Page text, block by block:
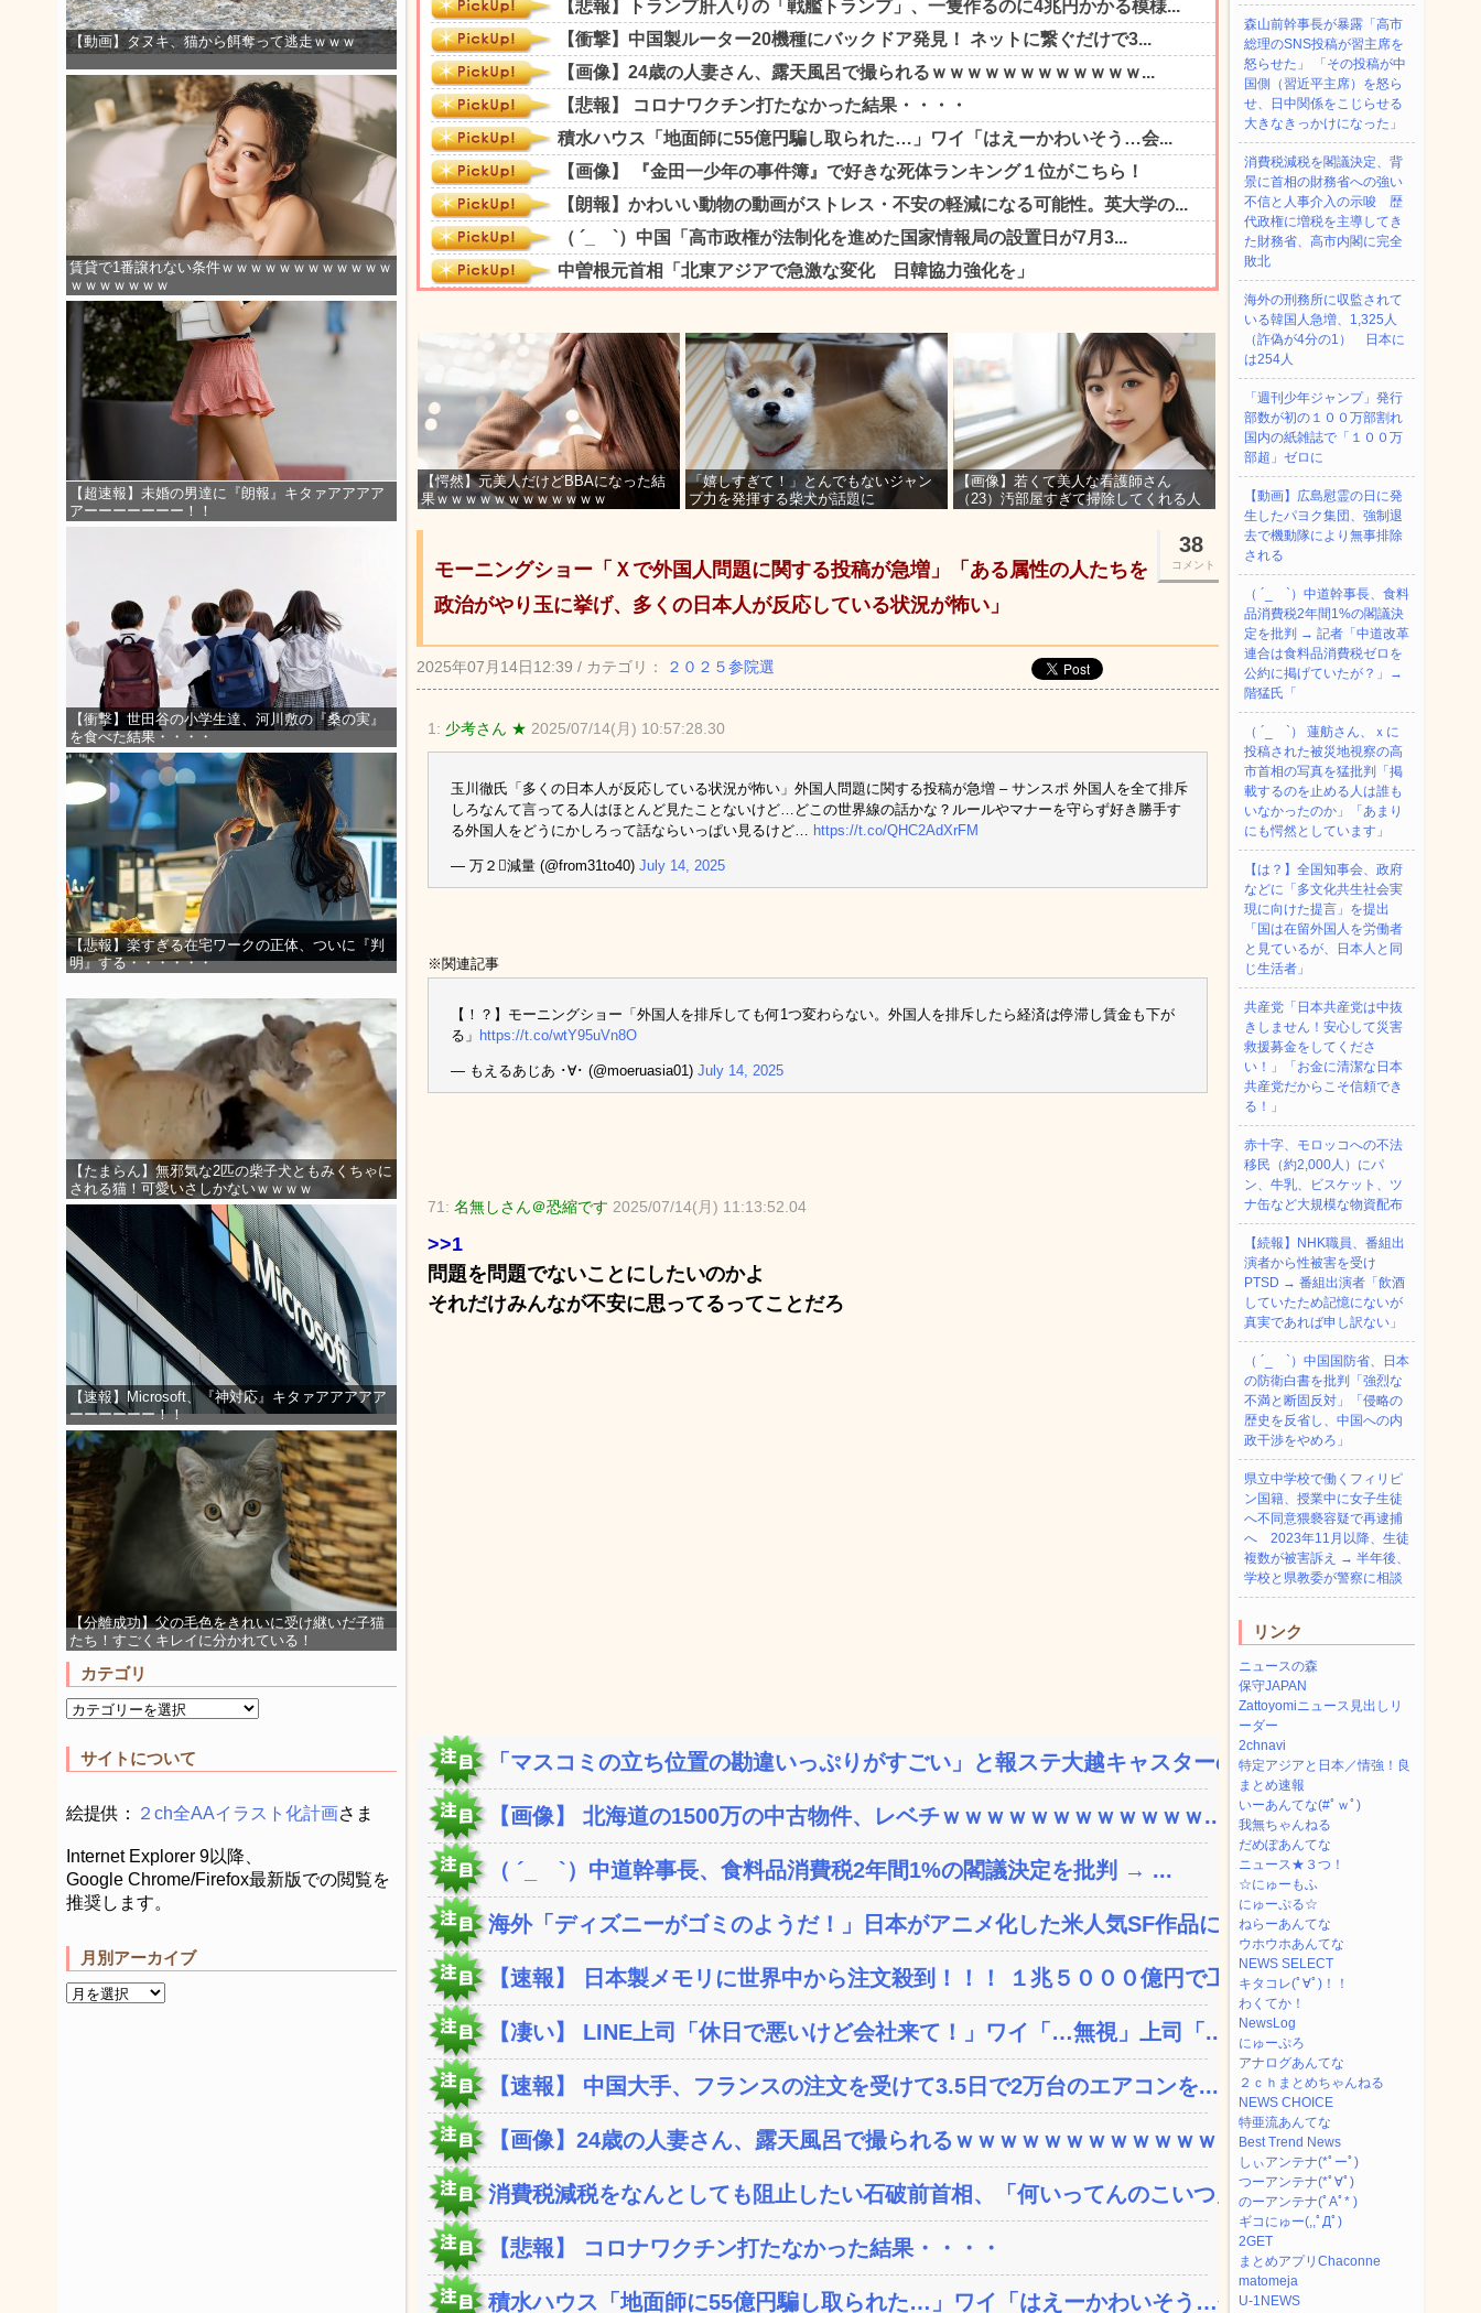
【動画】タヌキ、猫から餌奪って逃走ｗｗｗ
賃貸で1番譲れない条件ｗｗｗｗｗｗｗｗｗｗｗｗ
ｗｗｗｗｗｗｗ
【超速報】未婚の男達に『朗報』キタァアアアア
アーーーーーーー！！
【衝撃】世田谷の小学生達、河川敷の『桑の実』
を食べた結果・・・・
【悲報】楽すぎる在宅ワークの正体、ついに『判
明』する・・・・・・
【たまらん】無邪気な2匹の柴子犬ともみくちゃに
される猫！可愛いさしかないｗｗｗｗ
【速報】Microsoft、『神対応』キタァアアアアア
ーーーーーー！！
【分離成功】父の毛色をきれいに受け継いだ子猫
たち！すごくキレイに分かれている！
カテゴリ
サイトについて
絵提供： ２ch全AAイラスト化計画さま
Internet Explorer 9以降、
Google Chrome/Firefox最新版での閲覧を
推奨します。
月別アーカイブ
【愕然】元美人だけどBBAになった結
果ｗｗｗｗｗｗｗｗｗｗｗｗ
「嬉しすぎて！」とんでもないジャン
プ力を発揮する柴犬が話題に
【画像】若くて美人な看護師さん
（23）汚部屋すぎて掃除してくれる人
38
コメント
モーニングショー「Ｘで外国人問題に関する投稿が急増」「ある属性の人たちを
政治がやり玉に挙げ、多くの日本人が反応している状況が怖い」
2025年07月14日12:39 / カテゴリ： ２０２５参院選
1: 少考さん ★ 2025/07/14(月) 10:57:28.30
玉川徹氏「多くの日本人が反応している状況が怖い」外国人問題に関する投稿が急増 – サンスポ 外国人を全て排斥
しろなんて言ってる人はほとんど見たことないけど…どこの世界線の話かな？ルールやマナーを守らず好き勝手す
る外国人をどうにかしろって話ならいっぱい見るけど… https://t.co/QHC2AdXrFM
— 万２減量 (@from31to40) July 14, 2025
※関連記事
【！？】モーニングショー「外国人を排斥しても何1つ変わらない。外国人を排斥したら経済は停滞し賃金も下が
る」 https://t.co/wtY95uVn8O
— もえるあじあ ･∀･ (@moeruasia01) July 14, 2025
71: 名無しさん＠恐縮です 2025/07/14(月) 11:13:52.04
>>1
問題を問題でないことにしたいのかよ
それだけみんなが不安に思ってるってことだろ
「マスコミの立ち位置の勘違いっぷりがすごい」と報ステ大越キャスターの台...
【画像】 北海道の1500万の中古物件、レベチｗｗｗｗｗｗｗｗｗｗｗｗ...
（ ´_ゝ`）中道幹事長、食料品消費税2年間1%の閣議決定を批判 → ...
海外「ディズニーがゴミのようだ！」日本がアニメ化した米人気SF作品に絶...
【速報】 日本製メモリに世界中から注文殺到！！！ １兆５０００億円で工...
【凄い】 LINE上司「休日で悪いけど会社来て！」ワイ「…無視」上司「...
【速報】 中国大手、フランスの注文を受けて3.5日で2万台のエアコンを...
【画像】24歳の人妻さん、露天風呂で撮られるｗｗｗｗｗｗｗｗｗｗｗｗ...
消費税減税をなんとしても阻止したい石破前首相、「何いってんのこいつ」と...
【悲報】 コロナワクチン打たなかった結果・・・・
積水ハウス「地面師に55億円騙し取られた…」ワイ「はえーかわいそう…会...
森山前幹事長が暴露「高市
総理のSNS投稿が習主席を
怒らせた」 「その投稿が中
国側（習近平主席）を怒ら
せ、日中関係をこじらせる
大きなきっかけになった」
消費税減税を閣議決定、背
景に首相の財務省への強い
不信と人事介入の示唆 歴
代政権に増税を主導してき
た財務省、高市内閣に完全
敗北
海外の刑務所に収監されて
いる韓国人急増、1,325人
（詐偽が4分の1） 日本に
は254人
「週刊少年ジャンプ」発行
部数が初の１００万部割れ
国内の紙雑誌で「１００万
部超」ゼロに
【動画】広島慰霊の日に発
生したパヨク集団、強制退
去で機動隊により無事排除
される
（ ´_ゝ`）中道幹事長、食料
品消費税2年間1%の閣議決
定を批判 → 記者「中道改革
連合は食料品消費税ゼロを
公約に掲げていたが？」→
階猛氏「
（ ´_ゝ`） 蓮舫さん、ｘに
投稿された被災地視察の高
市首相の写真を猛批判「掲
載するのを止める人は誰も
いなかったのか」「あまり
にも愕然としています」
【は？】全国知事会、政府
などに「多文化共生社会実
現に向けた提言」を提出
「国は在留外国人を労働者
と見ているが、日本人と同
じ生活者」
共産党「日本共産党は中抜
きしません！安心して災害
救援募金をしてくださ
い！」「お金に清潔な日本
共産党だからこそ信頼でき
る！」
赤十字、モロッコへの不法
移民（約2,000人）にパ
ン、牛乳、ビスケット、ツ
ナ缶など大規模な物資配布
【続報】NHK職員、番組出
演者から性被害を受け
PTSD → 番組出演者「飲酒
していたため記憶にないが
真実であれば申し訳ない」
（ ´_ゝ`）中国国防省、日本
の防衛白書を批判「強烈な
不満と断固反対」「侵略の
歴史を反省し、中国への内
政干渉をやめろ」
県立中学校で働くフィリピ
ン国籍、授業中に女子生徒
へ不同意猥褻容疑で再逮捕
へ 2023年11月以降、生徒
複数が被害訴え → 半年後、
学校と県教委が警察に相談
リンク
ニュースの森
保守JAPAN
Zattoyomiニュース見出しリ
ーダー
2chnavi
特定アジアと日本／情強！良
まとめ速報
いーあんてな(#ﾟｗﾟ)
我無ちゃんねる
だめぽあんてな
ニュース★３つ！
☆にゅーもふ
にゅーぷる☆
ねらーあんてな
ウホウホあんてな
NEWS SELECT
キタコレ(ﾟ∀ﾟ)！！
わくてか！
NewsLog
にゅーぷろ
アナログあんてな
２ｃｈまとめちゃんねる
NEWS CHOICE
特亜流あんてな
Best Trend News
しぃアンテナ(*ﾟーﾟ)
つーアンテナ(*ﾟ∀ﾟ)
のーアンテナ(ﾟAﾟ* )
ギコにゅー(,,ﾟДﾟ)
2GET
まとめアプリChaconne
matomeja
U-1NEWS